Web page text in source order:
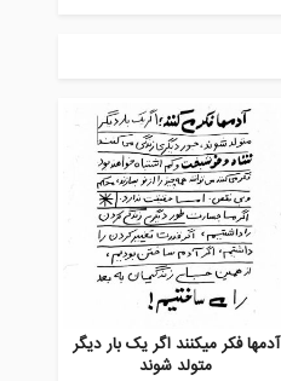
آدمها فکر میکنند اگر یک بار دیگر
متولد شوند